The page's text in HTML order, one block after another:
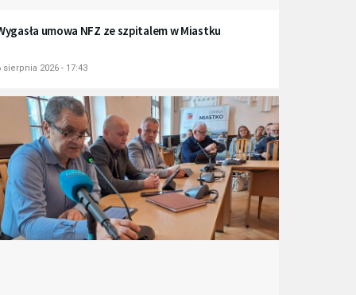
umowa NFZ ze szpitalem w Miastku
sierpnia 2026 - 17:43